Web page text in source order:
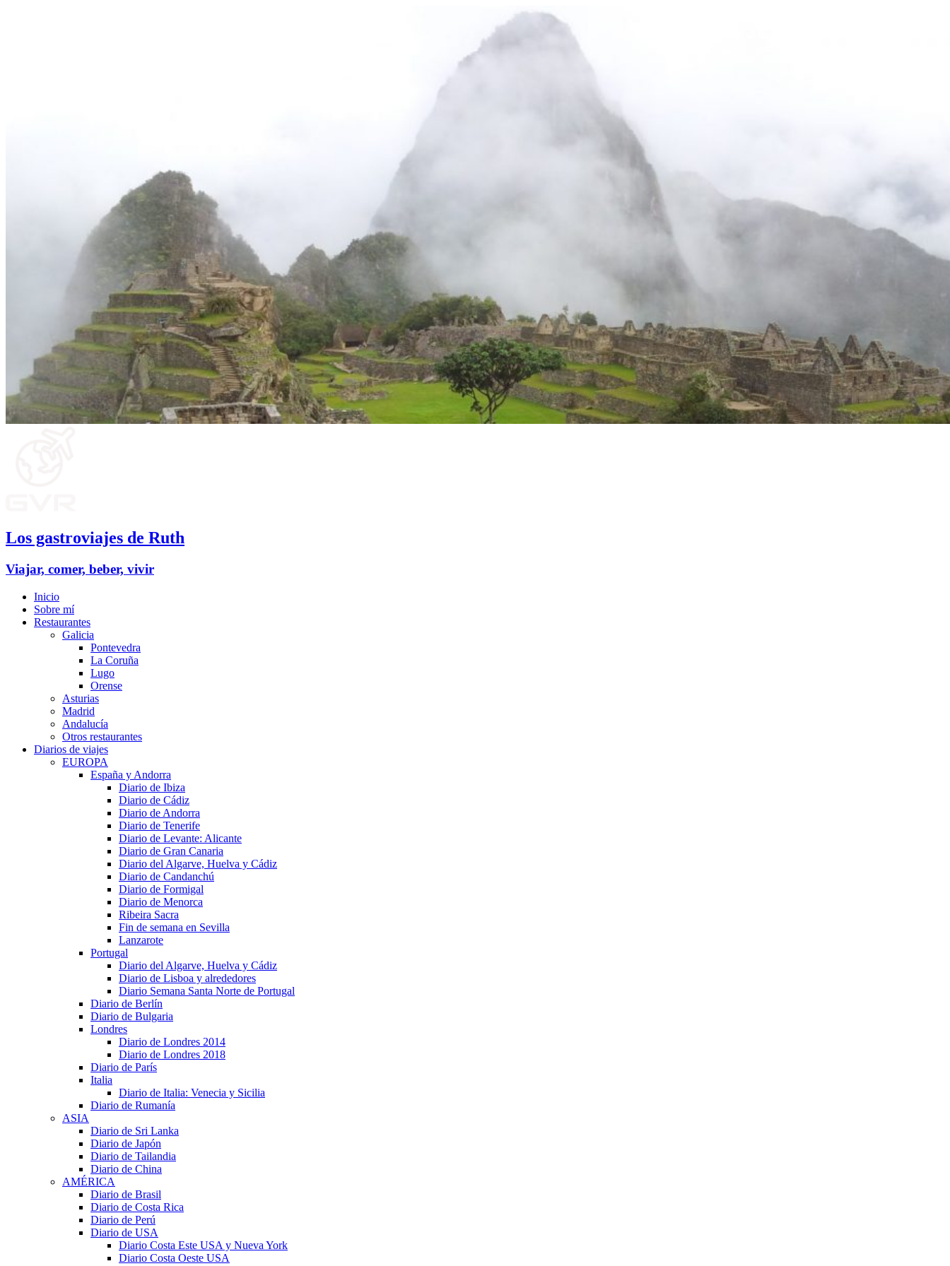
Los gastroviajes de Ruth
Viajar, comer, beber, vivir
Inicio
Sobre mí
Restaurantes
Galicia
Pontevedra
La Coruña
Lugo
Orense
Asturias
Madrid
Andalucía
Otros restaurantes
Diarios de viajes
EUROPA
España y Andorra
Diario de Ibiza
Diario de Cádiz
Diario de Andorra
Diario de Tenerife
Diario de Levante: Alicante
Diario de Gran Canaria
Diario del Algarve, Huelva y Cádiz
Diario de Candanchú
Diario de Formigal
Diario de Menorca
Ribeira Sacra
Fin de semana en Sevilla
Lanzarote
Portugal
Diario del Algarve, Huelva y Cádiz
Diario de Lisboa y alrededores
Diario Semana Santa Norte de Portugal
Diario de Berlín
Diario de Bulgaria
Londres
Diario de Londres 2014
Diario de Londres 2018
Diario de París
Italia
Diario de Italia: Venecia y Sicilia
Diario de Rumanía
ASIA
Diario de Sri Lanka
Diario de Japón
Diario de Tailandia
Diario de China
AMÉRICA
Diario de Brasil
Diario de Costa Rica
Diario de Perú
Diario de USA
Diario Costa Este USA y Nueva York
Diario Costa Oeste USA